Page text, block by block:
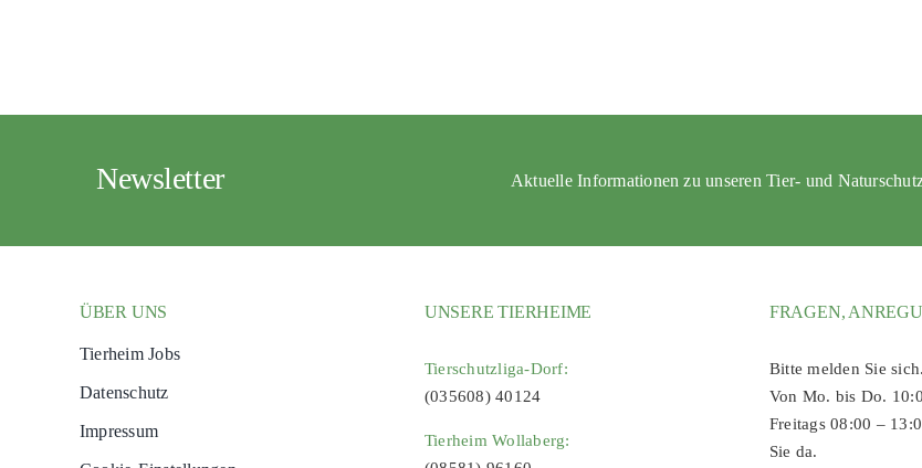
Newsletter Aktuelle Informationen zu unseren Tier- und
ÜBER UNS
Tierheim Jobs
Datenschutz
Impressum
UNSERE TIERHEIME
Tierschutzliga-Dorf:
(035608) 40124
Tierheim Wollaberg:
FRAGEN,
Bitte melden Sie sich.
Von Mo. bis Do.
Freitags 08:00 –
Sie da.